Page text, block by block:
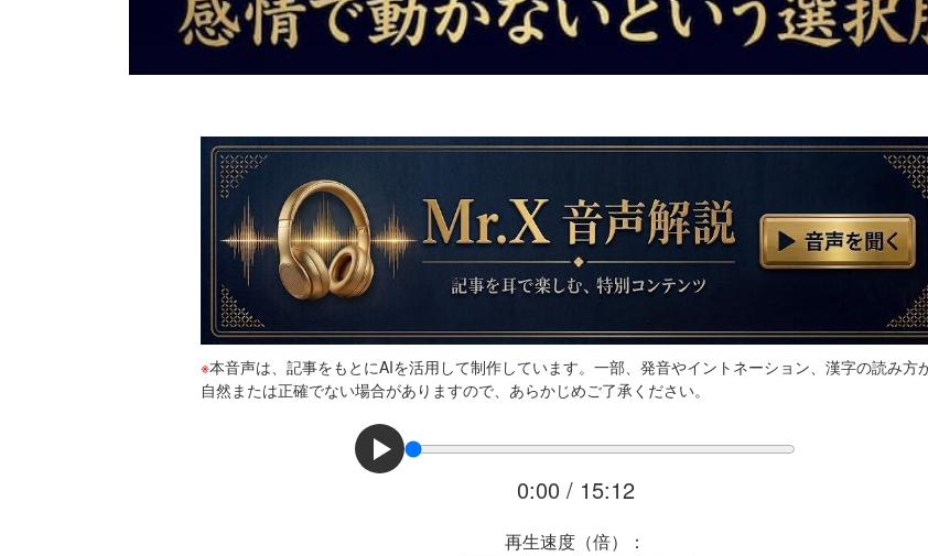
※本音声は、記事をもとにAIを活用して制作しています。一部、発音やイントネーション、漢字の読み方
自然または正確でない場合がありますので、あらかじめご了承ください。
0:00 / 15:12
再生速度（倍）：